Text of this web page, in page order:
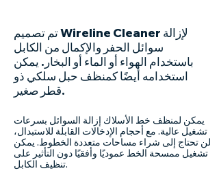
تم تصميم Wireline Cleaner لإزالة
سوائل الحفر والإكمال من الكابل
باستخدام الهواء أو الماء أو البخار. يمكن
استخدامه أيضًا كمنظف حبل سلكي ذو
قطر صغير.
يمكن لمنظف خط الأسلاك إزالة السوائل بسرعات
تشغيل عالية. مع أحجام الإدخالات القابلة للاستبدال،
لن تحتاج إلى شراء مساحات متعددة الخطوط. يمكن
تشغيل ممسحة الخط عموديًا وأفقيًا دون التأثير على
تنظيف الكابل.